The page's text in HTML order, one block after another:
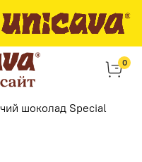
0
шоколад Special